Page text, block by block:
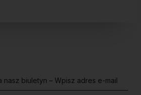
nasz biuletyn – Wpisz adres e-mail